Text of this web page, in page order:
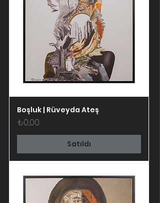
Boşluk | Rüveyda Ateş
Fiyat
₺0,00
Satıldı